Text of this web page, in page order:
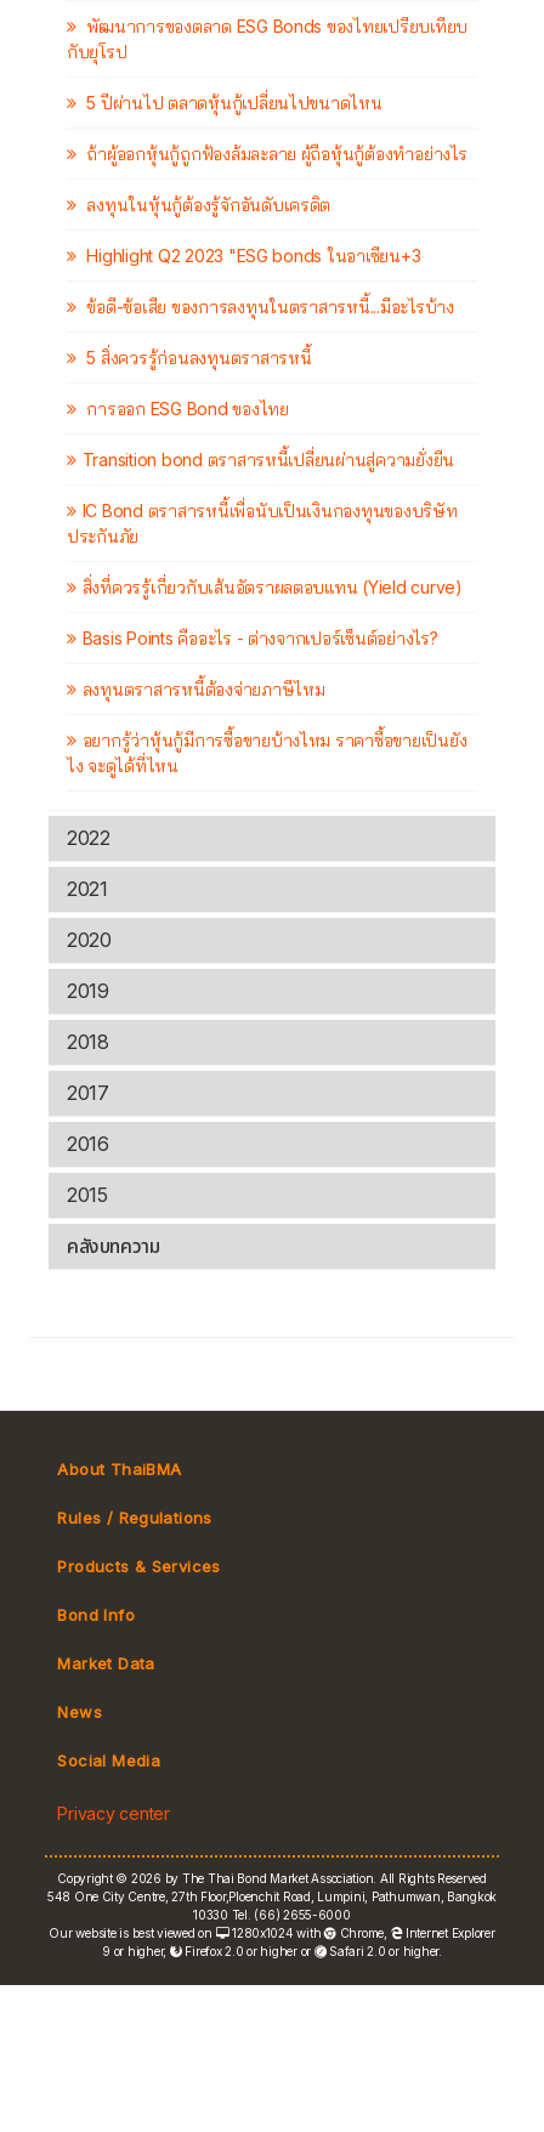
พัฒนาการของตลาด ESG Bonds ของไทยเปรียบเทียบ
กับยุโรป
5 ปีผ่านไป ตลาดหุ้นกู้เปลี่ยนไปขนาดไหน
ถ้าผู้ออกหุ้นกู้ถูกฟ้องล้มละลาย ผู้ถือหุ้นกู้ต้องทำอย่างไร
ลงทุนในหุ้นกู้ต้องรู้จักอันดับเครดิต
Highlight Q2 2023 "ESG bonds ในอาเซียน+3
ข้อดี-ข้อเสีย ของการลงทุนในตราสารหนี้...มีอะไรบ้าง
5 สิ่งควรรู้ก่อนลงทุนตราสารหนี้
การออก ESG Bond ของไทย
Transition bond ตราสารหนี้เปลี่ยนผ่านสู่ความยั่งยืน
IC Bond ตราสารหนี้เพื่อนับเป็นเงินกองทุนของบริษัท
ประกันภัย
สิ่งที่ควรรู้เกี่ยวกับเส้นอัตราผลตอบแทน (Yield curve)
Basis Points คืออะไร - ต่างจากเปอร์เซ็นต์อย่างไร?
ลงทุนตราสารหนี้ต้องจ่ายภาษีไหม
อยากรู้ว่าหุ้นกู้มีการซื้อขายบ้างไหม ราคาซื้อขายเป็นยัง
ไง จะดูได้ที่ไหน
2022
2021
2020
2019
2018
2017
2016
2015
คลังบทความ
About ThaiBMA
Rules / Regulations
Tax
Products & Services
MeBond
e-bookbuilding
Bond Info
Market Data
Yield Curve
FRN Rate
Bond Price
News
Social Media
Privacy center
Copyright © 2026 by The Thai Bond Market Association. All Rights Reserved
548 One City Centre, 27th Floor,Ploenchit Road, Lumpini, Pathumwan, Bangkok
10330 Tel. (66) 2655-6000
Our website is best viewed on
1280x1024 with Chrome
Internet Explorer
9 or higher,
Firefox 2.0 or higher or Safari 2.0 or higher.